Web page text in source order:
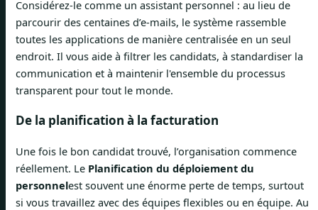
Considérez-le comme un assistant personnel : au lieu de
parcourir des centaines d’e-mails, le système rassemble
toutes les applications de manière centralisée en un seul
endroit. Il vous aide à filtrer les candidats, à standardiser la
communication et à maintenir l'ensemble du processus
transparent pour tout le monde.
De la planification à la facturation
Une fois le bon candidat trouvé, l’organisation commence
réellement. Le Planification du déploiement du
personnelest souvent une énorme perte de temps, surtout
si vous travaillez avec des équipes flexibles ou en équipe. Au